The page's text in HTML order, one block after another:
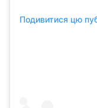
Подивитися цю